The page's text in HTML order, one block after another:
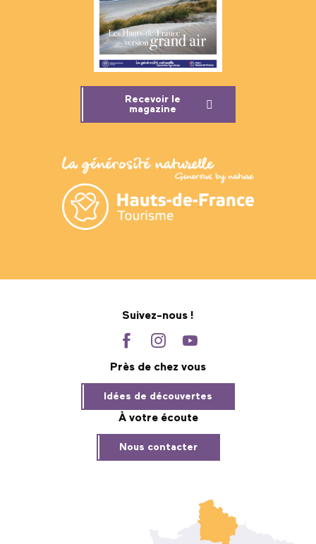
Recevoir le
magazine
Suivez-nous !
Près de chez vous
Idées de découvertes
À votre écoute
Nous contacter